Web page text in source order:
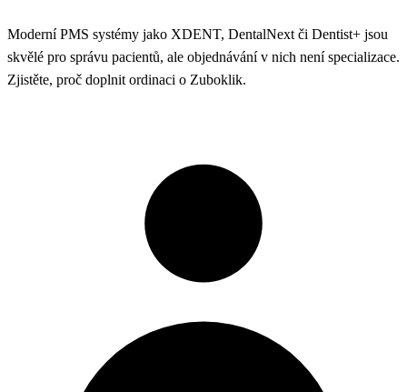
Moderní PMS systémy jako XDENT, DentalNext či Dentist+ jsou
skvělé pro správu pacientů, ale objednávání v nich není specializace.
Zjistěte, proč doplnit ordinaci o Zuboklik.